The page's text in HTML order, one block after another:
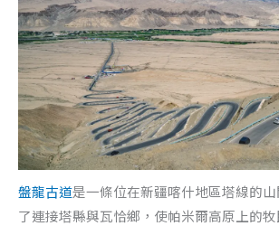
盤龍古道是一條位在新疆喀什地區塔線的
了連接塔縣與瓦恰鄉，使帕米爾高原上的